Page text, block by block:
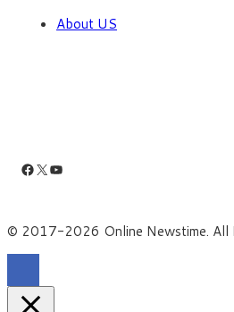
About US
Facebook
X YouTube
© 2017-2026 Online Newstime. All